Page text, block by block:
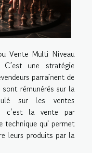
Vente Multi Niveau
une stratégie
parrainent de
sont rémunérés sur la
sur les ventes
c’est la vente par
technique qui permet
leurs produits par la